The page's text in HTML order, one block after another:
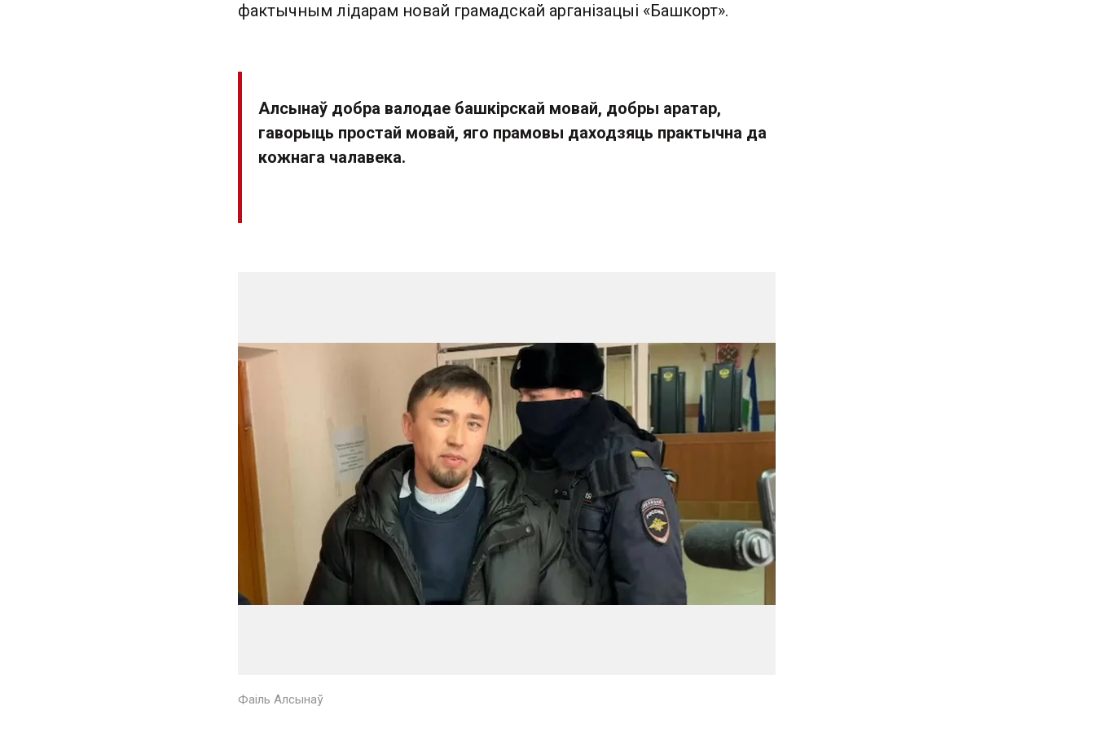
фактычным лідарам новай грамадскай арганізацыі «Башкорт».
Алсынаў добра валодае башкірскай мовай, добры аратар,
гаворыць простай мовай, яго прамовы даходзяць практычна да
кожнага чалавека.
Фаіль Алсынаў